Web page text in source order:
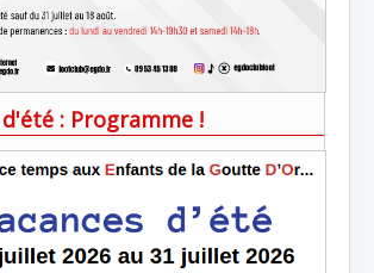
d'été : Programme !